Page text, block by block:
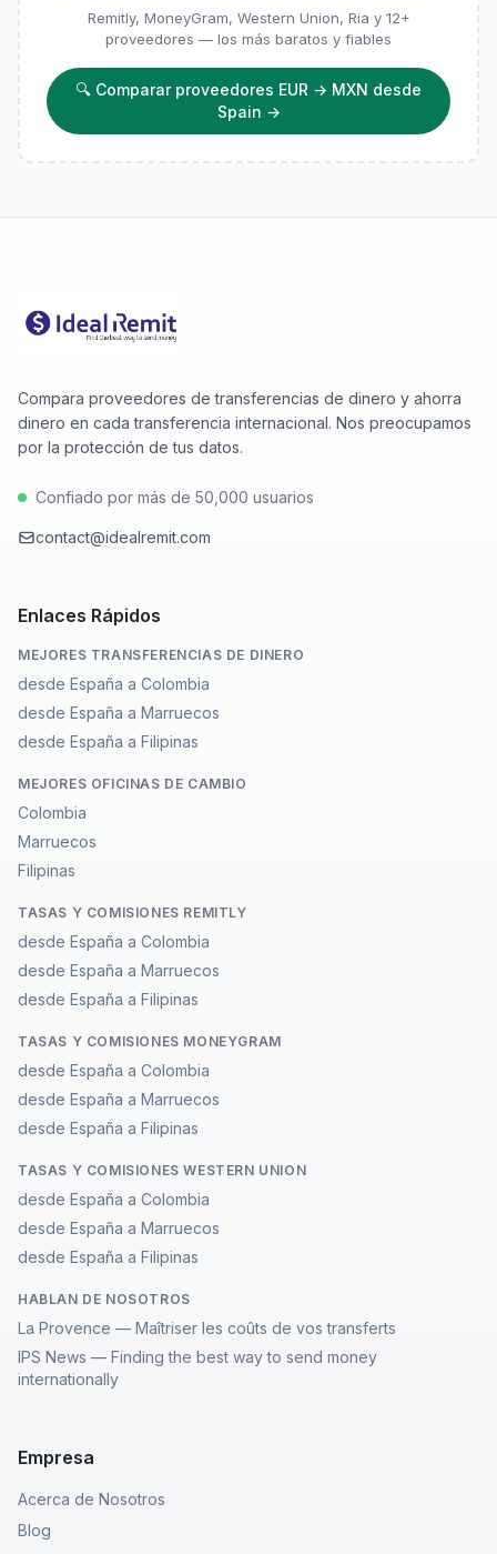
Remitly, MoneyGram, Western Union, Ria y 12+
proveedores — los más baratos y fiables
🔍 Comparar proveedores EUR → MXN desde
Spain →
Compara proveedores de transferencias de dinero y ahorra
dinero en cada transferencia internacional. Nos preocupamos
por la protección de tus datos.
Confiado por más de 50,000 usuarios
contact@idealremit.com
Enlaces Rápidos
MEJORES TRANSFERENCIAS DE DINERO
desde España a Colombia
desde España a Marruecos
desde España a Filipinas
MEJORES OFICINAS DE CAMBIO
Colombia
Marruecos
Filipinas
TASAS Y COMISIONES REMITLY
desde España a Colombia
desde España a Marruecos
desde España a Filipinas
TASAS Y COMISIONES MONEYGRAM
desde España a Colombia
desde España a Marruecos
desde España a Filipinas
TASAS Y COMISIONES WESTERN UNION
desde España a Colombia
desde España a Marruecos
desde España a Filipinas
HABLAN DE NOSOTROS
La Provence — Maîtriser les coûts de vos transferts
IPS News — Finding the best way to send money
internationally
Empresa
Acerca de Nosotros
Blog